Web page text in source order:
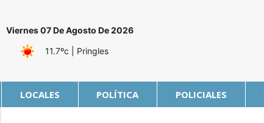
Viernes 07 De Agosto De 2026
11.7ºc
| Pringles
LOCALES POLÍTICA POLICIALES